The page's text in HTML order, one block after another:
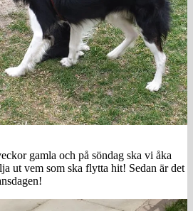
gamla och på söndag ska vi åka
ut vem som ska flytta hit! Sedan är det